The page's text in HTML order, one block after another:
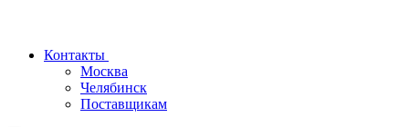
Контакты
Москва
Челябинск
Поставщикам